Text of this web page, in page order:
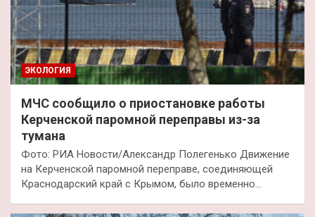
ЭКОЛОГИЯ
МЧС сообщило о приостановке работы
Керченской паромной переправы из-за
тумана
Фото: РИА Новости/Александр Полегенько Движение
на Керченской паромной переправе, соединяющей
Краснодарский край с Крымом, было временно…